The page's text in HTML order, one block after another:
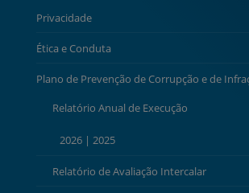
Privacidade
Ética e Conduta
Plano de Prevenção de Corrupção e de
Relatório Anual de Execução
2026| 2025
Relatório de Avaliação Intercalar